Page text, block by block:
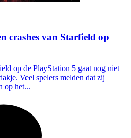
crashes van Starfield op
op de PlayStation 5 gaat nog niet
Veel spelers melden dat zij
op het...